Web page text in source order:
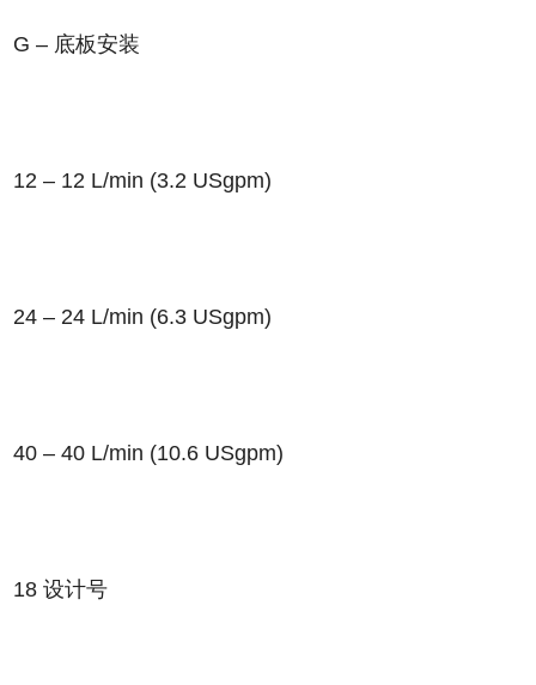
G – 底板安装
12 – 12 L/min (3.2 USgpm)
24 – 24 L/min (6.3 USgpm)
40 – 40 L/min (10.6 USgpm)
18 设计号